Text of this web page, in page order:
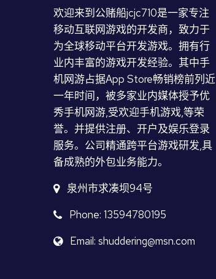
欢迎来到公赌船jcjc710是一家专注
移动互联网游戏的开发商，致力于
为全球移动平台开发游戏。拥有行
业内丰富的游戏开发经验。其中手
机网游占据App Store畅销榜前列近
一年时间，被多家业内媒体授予优
秀手机网游,受欢迎手机游戏,等荣
誉。并提供注册、开户及娱乐登录
服务。公司精通跨平台游戏研发,具
备成熟的外包业务能力。
泉州市求凑坝94号
Phone: 13594780195
Email: shuddering@msn.com